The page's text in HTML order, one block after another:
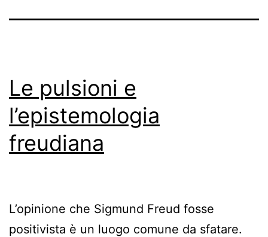
Le pulsioni e
l’epistemologia
freudiana
L’opinione che Sigmund Freud fosse
positivista è un luogo comune da sfatare.